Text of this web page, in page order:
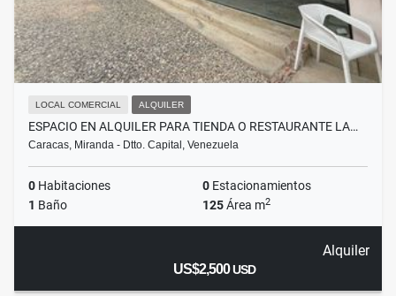
LOCAL COMERCIAL ALQUILER
ESPACIO EN ALQUILER PARA TIENDA O RESTAURANTE LA…
Caracas, Miranda - Dtto. Capital, Venezuela
0 Habitaciones 0 Estacionamientos
1 Baño 125Área m2
Alquiler
US$2,500USD